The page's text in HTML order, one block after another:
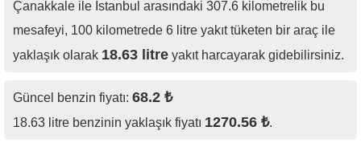
Çanakkale ile İstanbul arasındaki 307.6 kilometrelik bu
mesafeyi, 100 kilometrede 6 litre yakıt tüketen bir araç ile
yaklaşık olarak 18.63 litre yakıt harcayarak gidebilirsiniz.
Güncel benzin fiyatı: 68.2 ₺
18.63 litre benzinin yaklaşık fiyatı 1270.56 ₺.